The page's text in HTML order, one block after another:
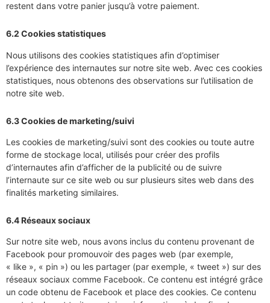
restent dans votre panier jusqu’à votre paiement.
6.2 Cookies statistiques
Nous utilisons des cookies statistiques afin d’optimiser
l’expérience des internautes sur notre site web. Avec ces cookies
statistiques, nous obtenons des observations sur l’utilisation de
notre site web.
6.3 Cookies de marketing/suivi
Les cookies de marketing/suivi sont des cookies ou toute autre
forme de stockage local, utilisés pour créer des profils
d’internautes afin d’afficher de la publicité ou de suivre
l’internaute sur ce site web ou sur plusieurs sites web dans des
finalités marketing similaires.
6.4 Réseaux sociaux
Sur notre site web, nous avons inclus du contenu provenant de
Facebook pour promouvoir des pages web (par exemple,
« like », « pin ») ou les partager (par exemple, « tweet ») sur des
réseaux sociaux comme Facebook. Ce contenu est intégré grâce
un code obtenu de Facebook et place des cookies. Ce contenu